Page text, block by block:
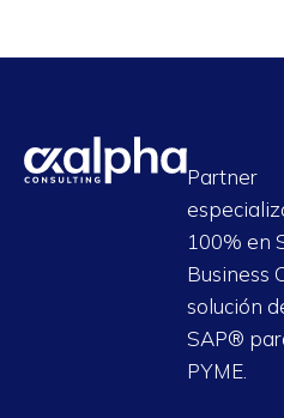
Partner
100% en
Business
solución
SAP®
PYME.